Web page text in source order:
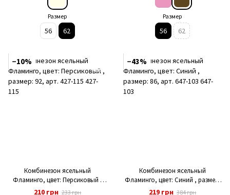
Размер
56 62
Размер
56 62
−10%
Комбинезон ясельный
Фламинго, цвет: Персиковый ,
размер: 92, арт. 427-115
210 грн 233 грн
−43%
Комбинезон ясельный
Фламинго, цвет: Синий , размер:
86, арт. 647-103
219 грн 384 грн